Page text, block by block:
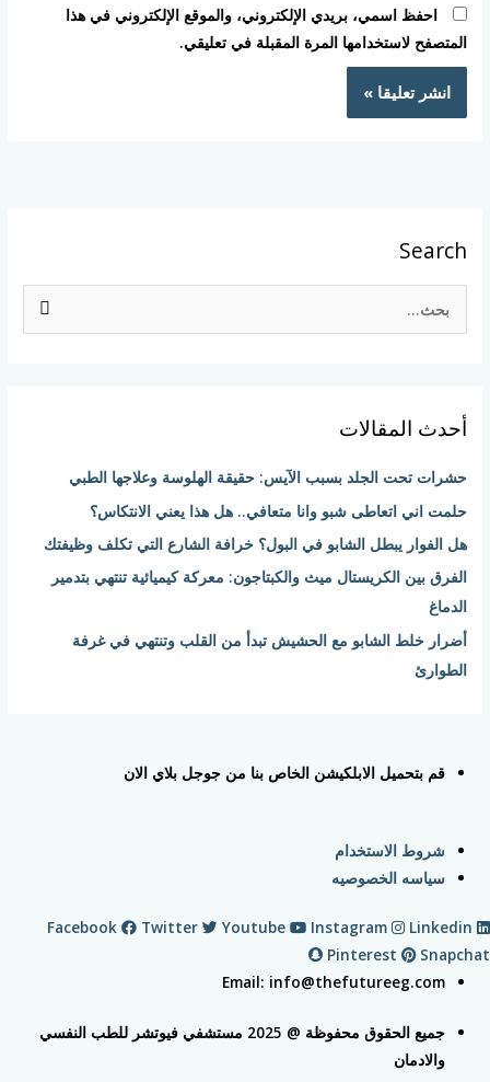
احفظ اسمي، بريدي الإلكتروني، والموقع الإلكتروني في هذا
المتصفح لاستخدامها المرة المقبلة في تعليقي.
Search
ث
ن
:
أحدث المقالات
حشرات تحت الجلد بسبب الآيس: حقيقة الهلوسة وعلاجها الطبي
حلمت اني اتعاطى شبو وانا متعافي.. هل هذا يعني الانتكاس؟
هل الفوار يبطل الشابو في البول؟ خرافة الشارع التي تكلف وظيفتك
الفرق بين الكريستال ميث والكبتاجون: معركة كيميائية تنتهي بتدمير
الدماغ
أضرار خلط الشابو مع الحشيش تبدأ من القلب وتنتهي في غرفة
الطوارئ
قم بتحميل الابلكيشن الخاص بنا من جوجل بلاي الان
شروط الاستخدام
سياسه الخصوصيه
Facebook Twitter Youtube Instagram
Linkedin
Pinterest
Snapchat
Email: info@thefutureeg.com
جميع الحقوق محفوظة @ 2025 مستشفي فيوتشر للطب النفسي
والادمان